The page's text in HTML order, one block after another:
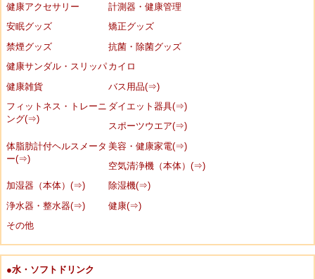
健康アクセサリー
計測器・健康管理
安眠グッズ
矯正グッズ
禁煙グッズ
抗菌・除菌グッズ
健康サンダル・スリッパ カイロ
健康雑貨
バス用品(⇒)
フィットネス・トレーニ
ング(⇒)
ダイエット器具(⇒)
スポーツウエア(⇒)
体脂肪計付ヘルスメータ
ー(⇒)
美容・健康家電(⇒)
空気清浄機（本体）(⇒)
加湿器（本体）(⇒)
除湿機(⇒)
浄水器・整水器(⇒)
健康(⇒)
その他
●水・ソフトドリンク